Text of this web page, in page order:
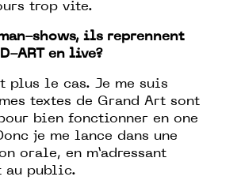
trop vite.
shows, ils reprennent
ART en live?
plus le cas. Je me suis
textes de Grand Art sont
bien fonctionner en one
je me lance dans une
orale, en m’adressant
au public.